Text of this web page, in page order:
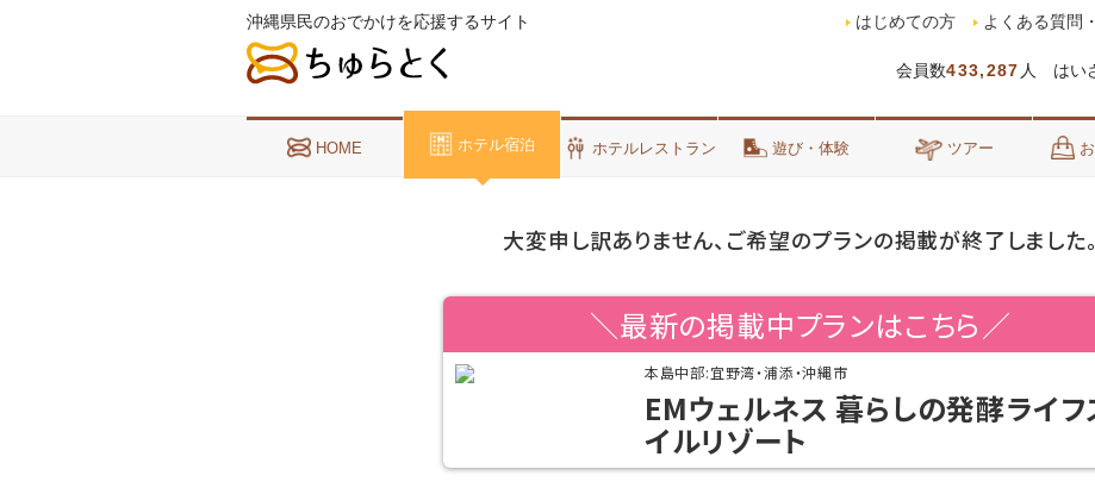
沖縄県民のおでかけを応援するサイト
会員数433,287 人 はい
はじめての方 よくある質問
HOME ホテル宿泊 ホテルレストラン 遊び・体験 ツアー
大変申し訳ありません、ご希望のプランの掲載が終了しました。
＼最新の掲載中プランはこちら／
本島中部:宜野湾・浦添・沖縄市
EMウェルネス 暮らしの発酵ライフ
イルリゾート